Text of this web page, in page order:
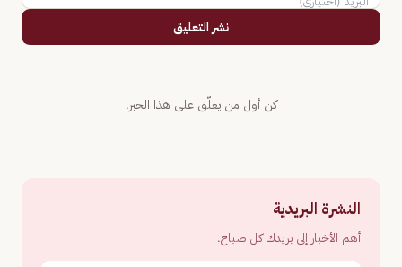
نشر التعليق
كن أول من يعلّق على هذا الخبر.
النشرة البريدية
أهم الأخبار إلى بريدك كل صباح.